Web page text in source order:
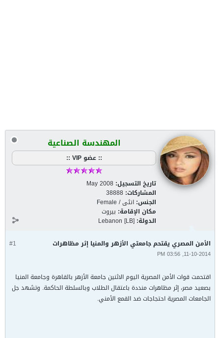
المهندسة الصناعية
:: عضو VIP ::
تاريخ التسجيل: May 2008
المشاركات: 38888
الجنس: انثى / Female
مكان الإقامة: بيروت
الدولة: Lebanon [LB]
#1 الأمن المصري يقتحم جامعتي الأزهر والمنيا إثر مظاهرات
11-10-2014, 03:56 PM
اقتحمت قوات الأمن المصرية اليوم الاثنين جامعة الأزهر بالقاهرة وجامعة المنيا
بصعيد مصر، إثر مظاهرات منددة باعتقال الطلاب وبالسلطة الحاكمة. وتشهد جل
الجامعات المصرية احتجاجات ضد القمع الأمني.